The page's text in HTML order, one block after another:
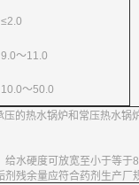
≤2.0
9.0～11.0
10.0～50.0
的热水锅炉和常压热水锅
水硬度可放宽至小于等于
残余量应符合药剂生产厂